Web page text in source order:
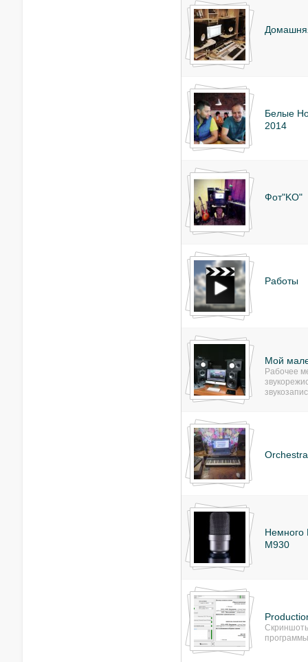
Белые
2014
Фот"KO"
Работы
Мой
Рабочее
Немного
M930